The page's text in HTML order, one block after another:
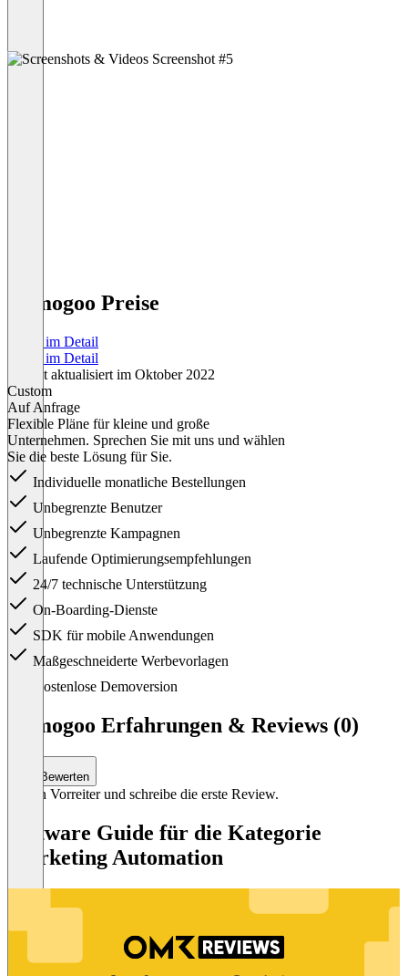
Namogoo Preise
Preise im Detail
Preise im Detail
Zuletzt aktualisiert im Oktober 2022
Custom
Auf Anfrage
Flexible Pläne für kleine und große
Unternehmen. Sprechen Sie mit uns und wählen
Sie die beste Lösung für Sie.
Individuelle monatliche Bestellungen
Unbegrenzte Benutzer
Unbegrenzte Kampagnen
Laufende Optimierungsempfehlungen
24/7 technische Unterstützung
On-Boarding-Dienste
SDK für mobile Anwendungen
Maßgeschneiderte Werbevorlagen
Kostenlose Demoversion
Namogoo Erfahrungen & Reviews (0)
Bewerten
Sei ein Vorreiter und schreibe die erste Review.
Software Guide für die Kategorie
Marketing Automation